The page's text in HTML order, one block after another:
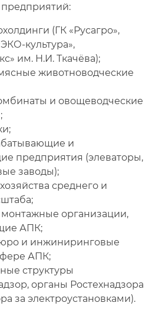
(ГК «Русагро»,
культура»,
им. Н.И. Ткачёва);
животноводческие
и овощеводческие
и
предприятия (элеваторы,
заводы);
среднего и
организации,
АПК;
и инжиниринговые
АПК;
структуры
органы Ростехнадзора
за электроустановками).